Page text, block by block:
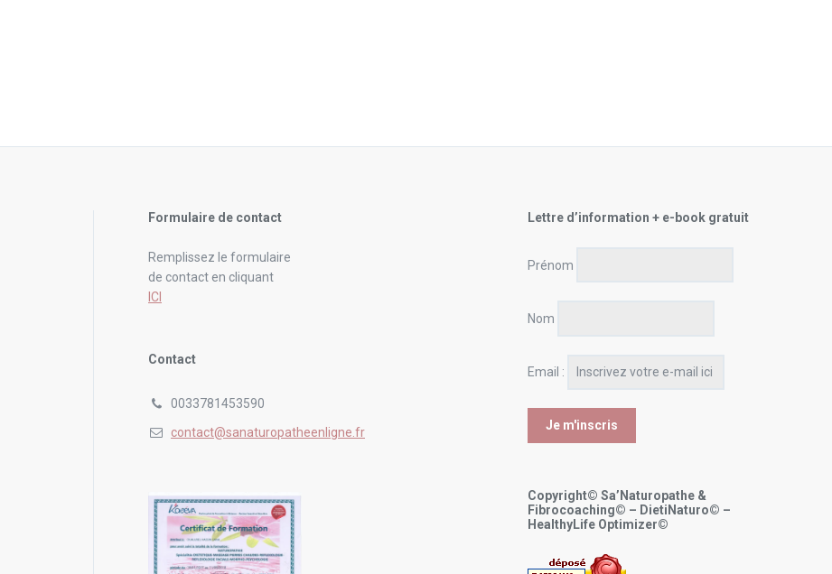
Formulaire de contact
Remplissez le formulaire
de contact en cliquant
ICI
Contact
0033781453590
contact@sanaturopatheenligne.fr
Lettre d’information + e-book gratuit
Prénom
Nom
Email :
Copyright© Sa’Naturopathe &
Fibrocoaching© – DietiNaturo© –
HealthyLife Optimizer©